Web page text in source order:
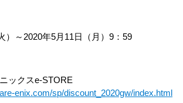
）～2020年5月11日（月）9：59
ックスe-STORE
enix.com/sp/discount_2020gw/index.html